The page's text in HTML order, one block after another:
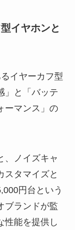
イヤホンと
イヤーカフ型
」と「バッテ
ーマンス」の
、ノイズキャ
スタマイズと
円台という
ブランドが監
性能を提供し